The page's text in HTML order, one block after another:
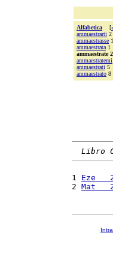
Alfabetica [
ammaestrarti 2
ammaestrasse 1
ammaestrata 1
ammaestrate 2
ammaestratemi
ammaestrati 5
ammaestrato 8
Libro
1 Eze
2 Mat